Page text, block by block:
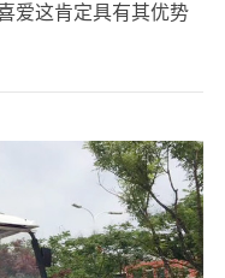
爱这肯定具有其优势